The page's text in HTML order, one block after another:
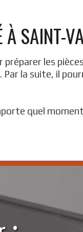
À SAINT-
préparer les
la suite, il
quel